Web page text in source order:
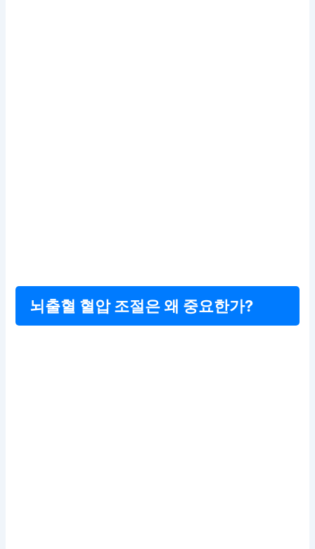
뇌출혈 혈압 조절은 왜 중요한가?